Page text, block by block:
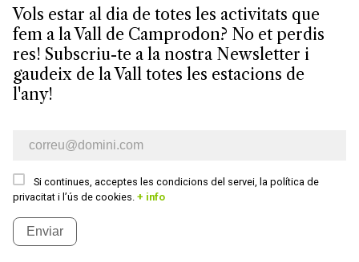
Vols estar al dia de totes les activitats que
fem a la Vall de Camprodon? No et perdis
res! Subscriu-te a la nostra Newsletter i
gaudeix de la Vall totes les estacions de
l'any!
E-mail newsletter
Si continues, acceptes les condicions del servei, la política de
privacitat i l’ús de cookies. + info
Enviar